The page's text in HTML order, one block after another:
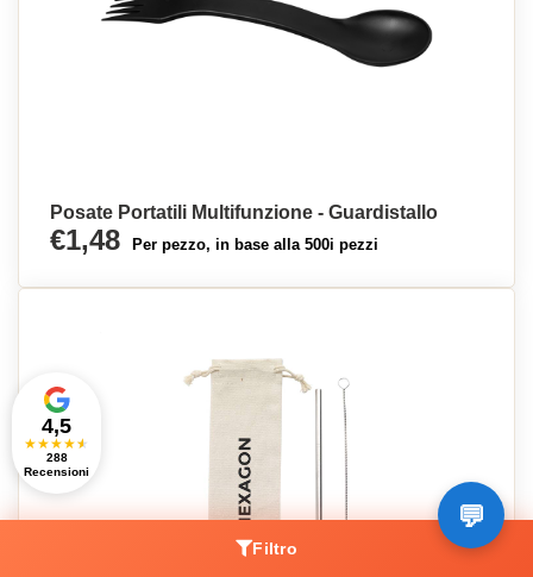
Posate Portatili Multifunzione - Guardistallo
€1,48 Per pezzo, in base alla 500i pezzi
Filtro
4,5
★★★★★
288
Recensioni